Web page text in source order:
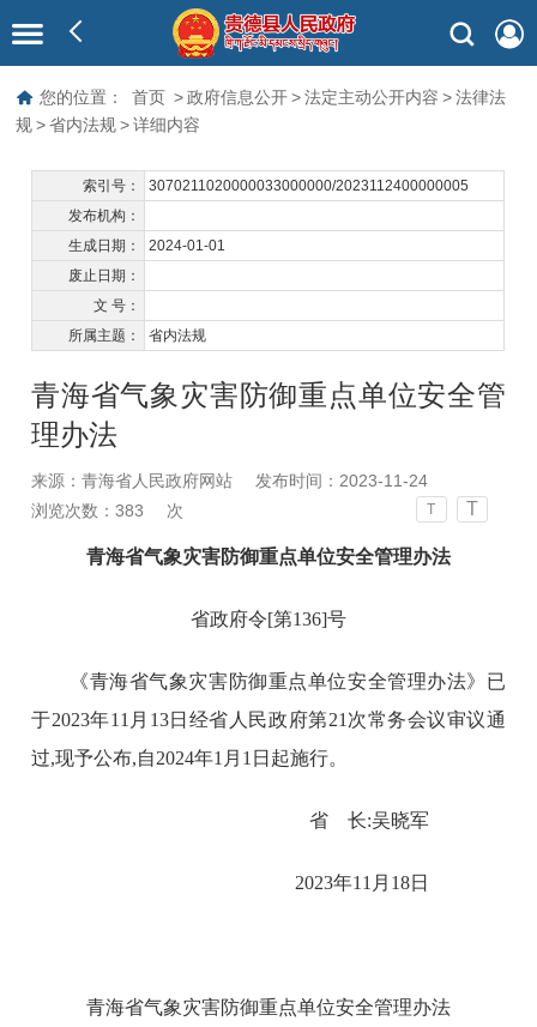
您的位置： 首页 > 政府信息公开 > 法定主动公开内容 > 法律法
规 > 省内法规 > 详细内容
索引号：
3070211020000033000000/2023112400000005
发布机构：
生成日期：
2024-01-01
废止日期：
文 号：
所属主题：
省内法规
青海省气象灾害防御重点单位安全管
理办法
来源：青海省人民政府网站
发布时间：2023-11-24
浏览次数：383 次 T T
青海省气象灾害防御重点单位安全管理办法
省政府令[第136]号
《青海省气象灾害防御重点单位安全管理办法》已
于2023年11月13日经省人民政府第21次常务会议审议通
过,现予公布,自2024年1月1日起施行。
省 长:吴晓军
2023年11月18日
青海省气象灾害防御重点单位安全管理办法